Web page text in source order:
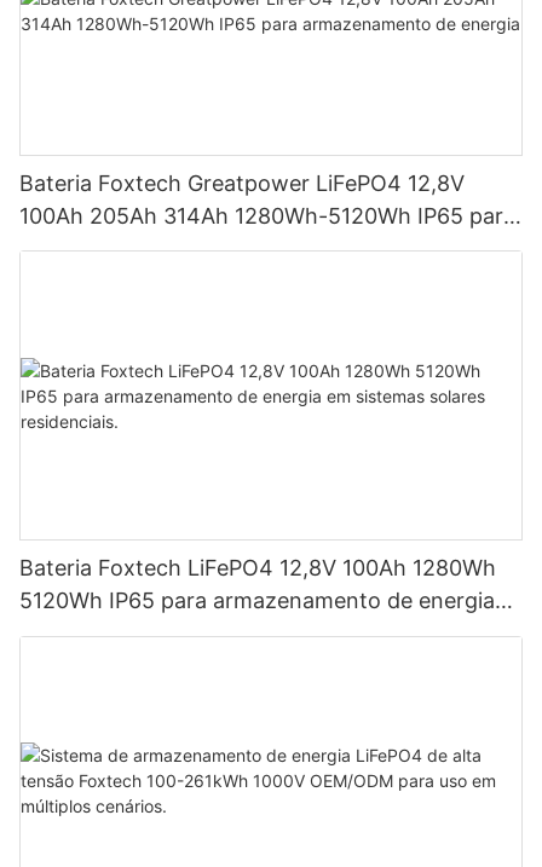
Bateria Foxtech Greatpower LiFePO4 12,8V
100Ah 205Ah 314Ah 1280Wh-5120Wh IP65 para
armazenamento de energia
Bateria Foxtech LiFePO4 12,8V 100Ah 1280Wh
5120Wh IP65 para armazenamento de energia
em sistemas solares residenciais.